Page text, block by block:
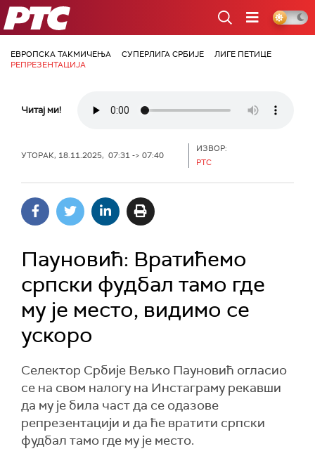
РТС
ЕВРОПСКА ТАКМИЧЕЊА СУПЕРЛИГА СРБИЈЕ
ЛИГЕ ПЕТИЦЕ
РЕПРЕЗЕНТАЦИЈА
Читај ми!
УТОРАК, 18.11.2025, 07:31 -> 07:40
ИЗВОР:
РТС
Пауновић: Вратићемо
српски фудбал тамо где
му је место, видимо се
ускоро
Селектор Србије Вељко Пауновић огласио
се на свом налогу на Инстаграму рекавши
да му је била част да се одазове
репрезентацији и да ће вратити српски
фудбал тамо где му је место.